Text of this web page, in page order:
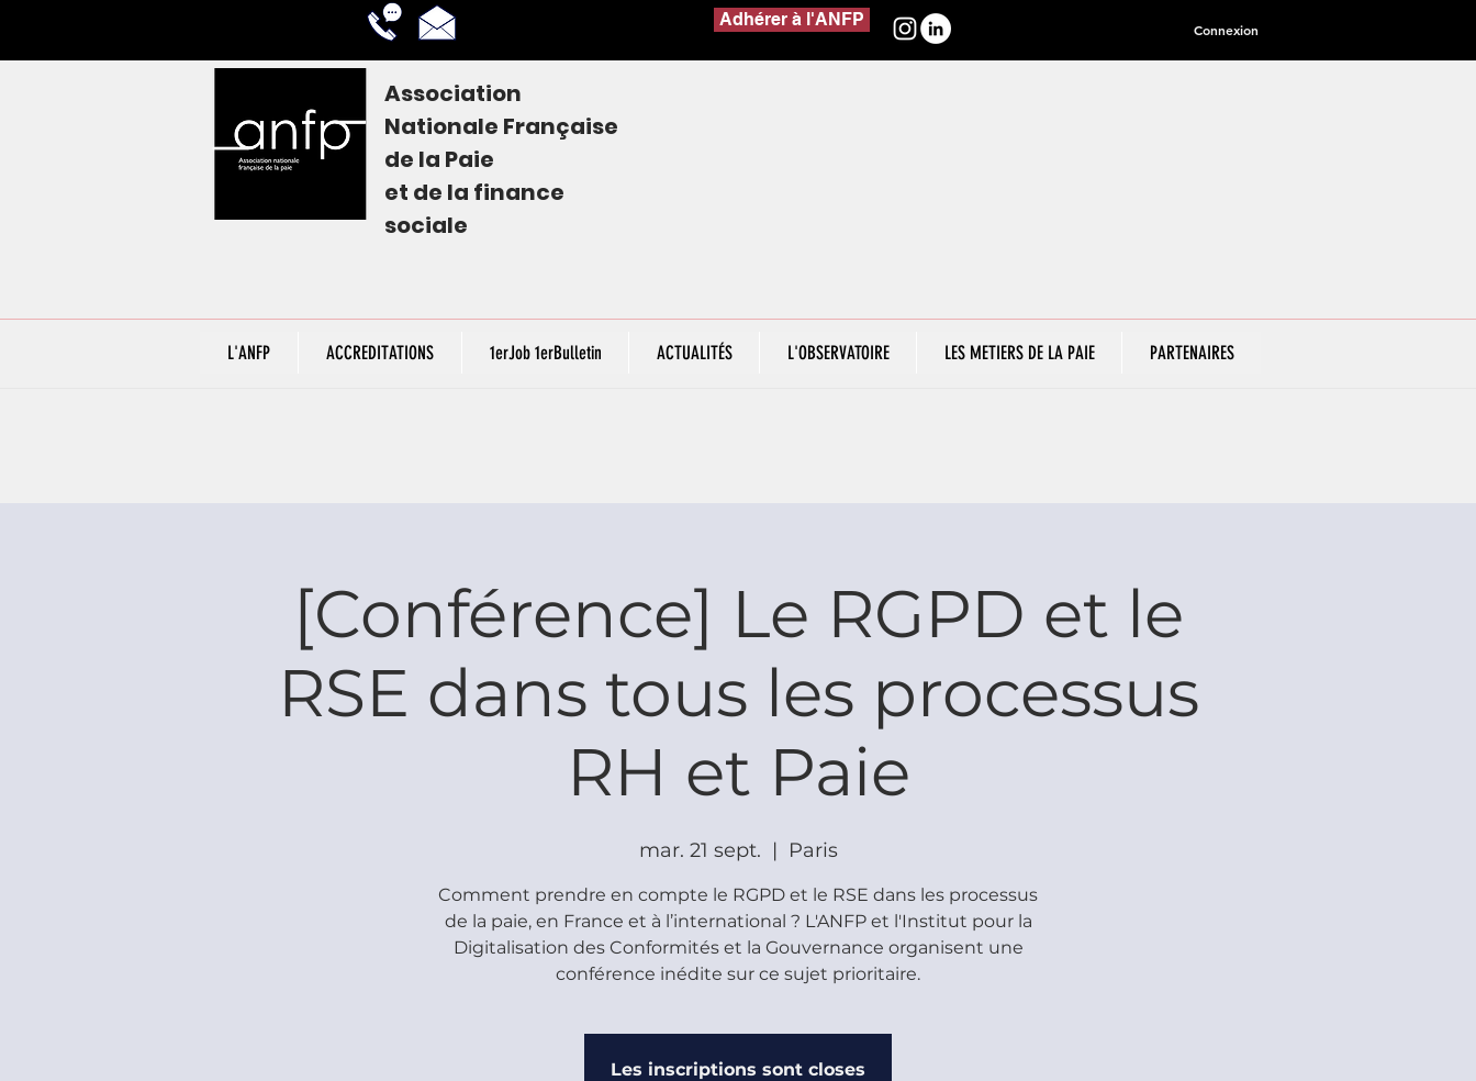
Adhérer à l'ANFP Connexion
Association
Nationale Française
de la Paie
et de la finance
sociale
L'ANFP ACCREDITATIONS 1erJob 1erBulletin ACTUALITÉS L'OBSERVATOIRE LES METIERS DE LA PAIE PARTENAIRES
[Conférence] Le RGPD et le
RSE dans tous les processus
RH et Paie
mar. 21 sept.
  |
Paris
Comment prendre en compte le RGPD et le RSE dans les processus
de la paie, en France et à l’international ? L'ANFP et l'Institut pour la
Digitalisation des Conformités et la Gouvernance organisent une
conférence inédite sur ce sujet prioritaire.
Les inscriptions sont closes